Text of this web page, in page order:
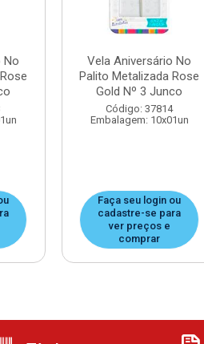
No
Vela Aniversário No
Palito Metalizada Rose
Gold Nº 3 Junco
Código: 37814
Embalagem: 10x01un
Faça seu login ou
cadastre-se para
ver preços e
comprar